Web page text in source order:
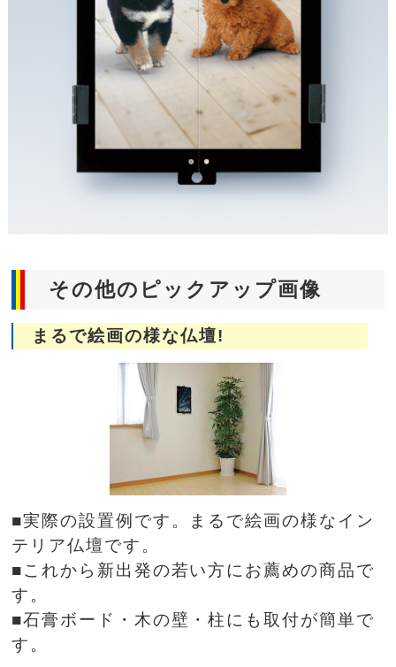
その他のピックアップ画像
まるで絵画の様な仏壇!
■実際の設置例です。まるで絵画の様なイン
テリア仏壇です。
■これから新出発の若い方にお薦めの商品で
す。
■石膏ボード・木の壁・柱にも取付が簡単で
す。